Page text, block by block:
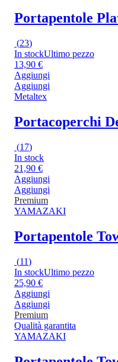
Portapentole
(23)
In stockUltimo pezzo
13,90 €
Aggiungi
Aggiungi
Metaltex
Portacoperchi
(17)
In stock
21,90 €
Aggiungi
Aggiungi
Premium
YAMAZAKI
Portapentole
(11)
In stockUltimo pezzo
25,90 €
Aggiungi
Aggiungi
Premium
Qualità garantita
YAMAZAKI